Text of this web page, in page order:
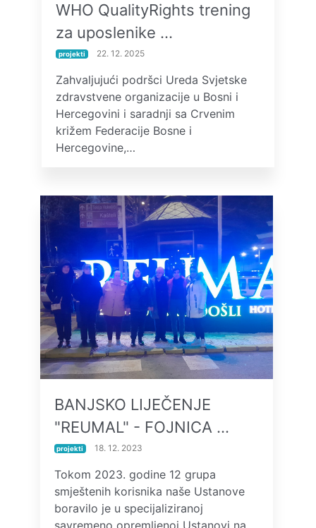
WHO QualityRights trening
za uposlenike …
projekti 22. 12. 2025
Zahvaljujući podršci Ureda Svjetske
zdravstvene organizacije u Bosni i
Hercegovini i saradnji sa Crvenim
križem Federacije Bosne i
Hercegovine,…
BANJSKO LIJEČENJE
"REUMAL" - FOJNICA …
projekti 18. 12. 2023
Tokom 2023. godine 12 grupa
smještenih korisnika naše Ustanove
boravilo je u specijaliziranoj
savremeno opremljenoj Ustanovi na